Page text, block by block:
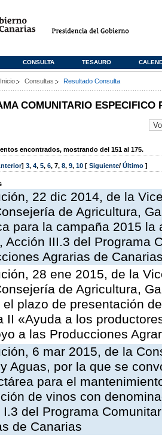
CONSULTA TESAURO
Inicio Consultas Resultado Consulta
COMUNITARIO ESPECIFICO
encontrados, mostrando del 151 al 175.
] 3, 4, 5, 6, 7, 8, 9, 10 [ Siguiente/ Último ]
22 dic 2014, de la
de Agricultura,
para la campaña 2015
Acción III.3 del Programa
Agrarias de
28 ene 2015, de la
de Agricultura,
el plazo de presentación
II «Ayuda a los
a las Producciones
6 mar 2015, de la
Aguas, por la que se
para el
de vinos con
I.3 del Programa
de Canarias